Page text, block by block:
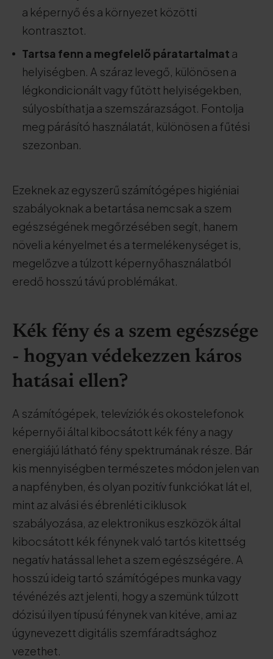
a képernyő és a környezet közötti
kontrasztot.
Tartsa fenn a megfelelő páratartalmat a
helyiségben. A száraz levegő, különösen a
légkondicionált vagy fűtött helyiségekben,
súlyosbíthatja a szemszárazságot. Fontolja
meg párásító használatát, különösen a fűtési
szezonban.
Ezeknek az egyszerű számítógépes higiéniai
szabályoknak a betartása nemcsak a szem
egészségének megőrzésében segít, hanem
növeli a kényelmet és a termelékenységet is,
megelőzve a túlzott képernyőhasználatból
eredő hosszú távú problémákat.
Kék fény és a szem egészsége
- hogyan védekezzen káros
hatásai ellen?
A számítógépek, televíziók és okostelefonok
képernyői által kibocsátott kék fény a nagy
energiájú látható fény spektrumának része. Bár
kis mennyiségben természetes módon jelen van
a napfényben, és olyan pozitív funkciókat lát el,
mint az alvási és ébrenléti ciklusok
szabályozása, az elektronikus eszközök által
kibocsátott kék fénynek való tartós kitettség
negatív hatással lehet a szem egészségére. A
hosszú ideig tartó számítógépes munka vagy
tévénézés azt jelenti, hogy a szemünk túlzott
dózisú ilyen típusú fénynek van kitéve, ami az
úgynevezett digitális szemfáradtsághoz
vezethet.